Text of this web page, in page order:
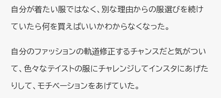
自分が着たい服ではなく、別な理由からの服選びを続け
ていたら何を買えばいいかわからなくなった。
自分のファッションの軌道修正するチャンスだと気がつい
て、色々なテイストの服にチャレンジしてインスタにあげた
りして、モチベーションをあげていた。